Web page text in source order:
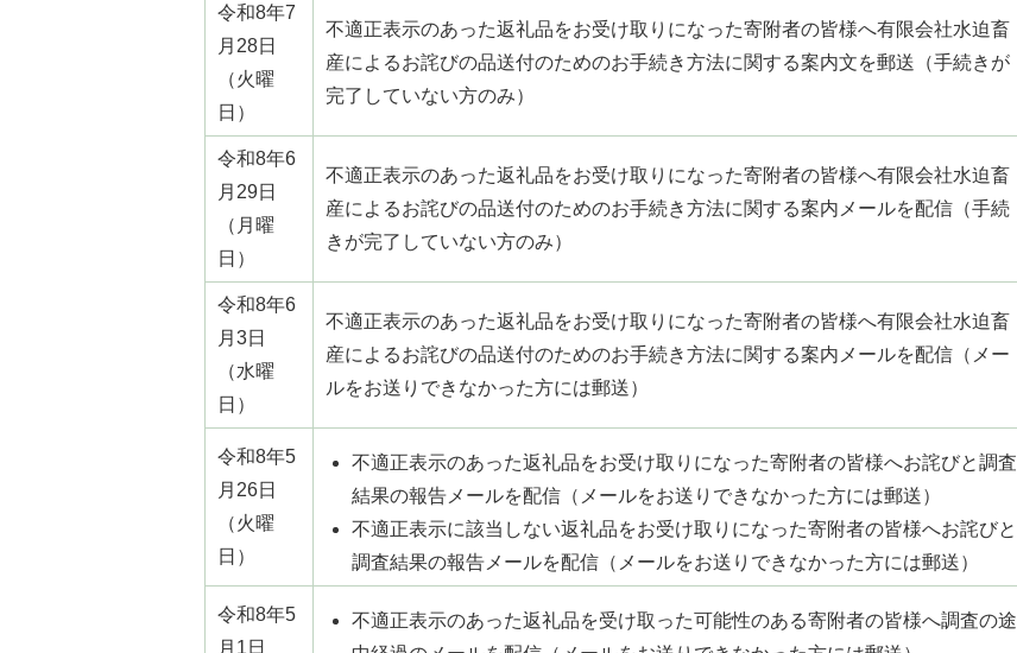
令和8年7
月28日
（火曜
日）
不適正表⽰のあった返礼品をお受け取りになった寄附者の皆様へ有限会社水迫畜
産によるお詫びの品送付のためのお手続き方法に関する案内文を郵送（手続きが
完了していない方のみ）
令和8年6
月29日
（月曜
日）
不適正表⽰のあった返礼品をお受け取りになった寄附者の皆様へ有限会社水迫畜
産によるお詫びの品送付のためのお手続き方法に関する案内メールを配信（手続
きが完了していない方のみ）
令和8年6
月3日
（水曜
日）
不適正表⽰のあった返礼品をお受け取りになった寄附者の皆様へ有限会社水迫畜
産によるお詫びの品送付のためのお手続き方法に関する案内メールを配信（メー
ルをお送りできなかった方には郵送）
令和8年5
月26日
（火曜
日）
不適正表⽰のあった返礼品をお受け取りになった寄附者の皆様へお詫びと調査
結果の報告メールを配信（メールをお送りできなかった方には郵送）
不適正表⽰に該当しない返礼品をお受け取りになった寄附者の皆様へお詫びと
調査結果の報告メールを配信（メールをお送りできなかった方には郵送）
令和8年5
月1日
不適正表⽰のあった返礼品を受け取った可能性のある寄附者の皆様へ調査の途